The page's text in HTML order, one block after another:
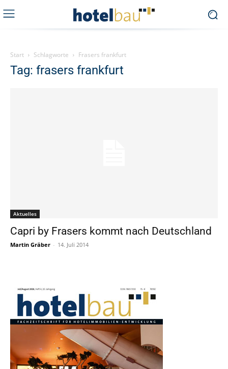
Start Schlagworte Frasers frankfurt
Tag: frasers frankfurt
Aktuelles
Capri by Frasers kommt nach Deutschland
Martin Gräber - 14. Juli 2014